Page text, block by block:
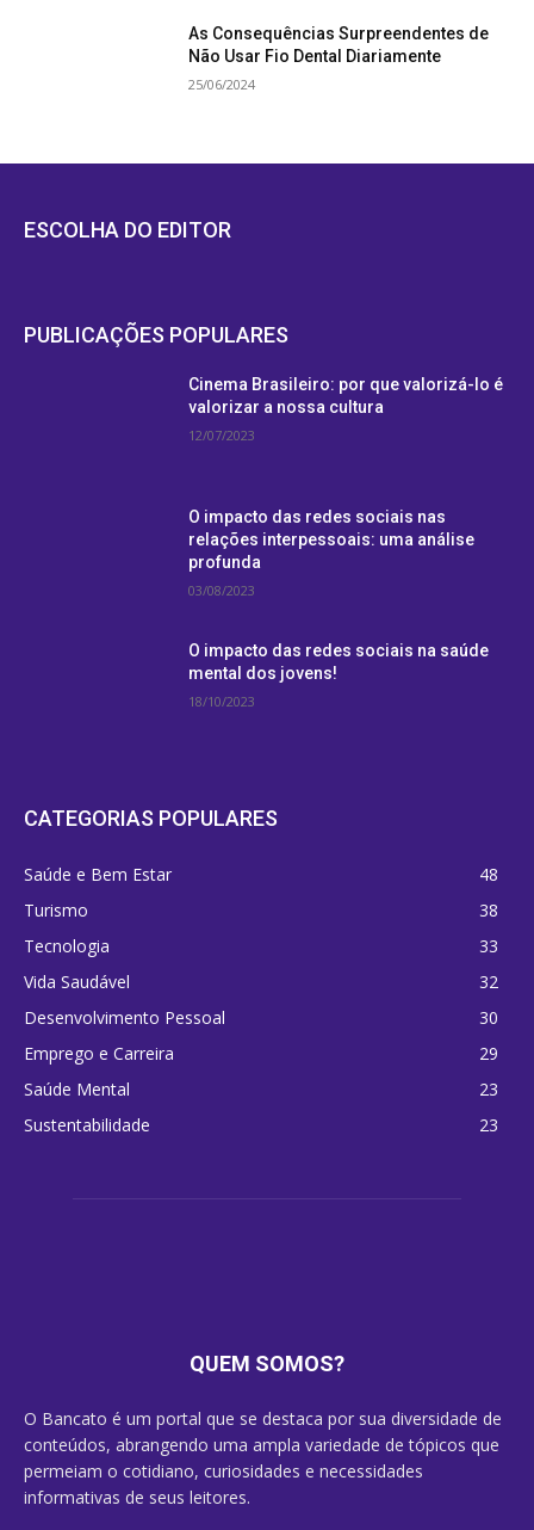
As Consequências Surpreendentes de
Não Usar Fio Dental Diariamente
25/06/2024
ESCOLHA DO EDITOR
PUBLICAÇÕES POPULARES
Cinema Brasileiro: por que valorizá-lo é
valorizar a nossa cultura
12/07/2023
O impacto das redes sociais nas
relações interpessoais: uma análise
profunda
03/08/2023
O impacto das redes sociais na saúde
mental dos jovens!
18/10/2023
CATEGORIAS POPULARES
Saúde e Bem Estar
48
Turismo
38
Tecnologia
33
Vida Saudável
32
Desenvolvimento Pessoal
30
Emprego e Carreira
29
Saúde Mental
23
Sustentabilidade
23
QUEM SOMOS?
O Bancato é um portal que se destaca por sua diversidade de
conteúdos, abrangendo uma ampla variedade de tópicos que
permeiam o cotidiano, curiosidades e necessidades
informativas de seus leitores.